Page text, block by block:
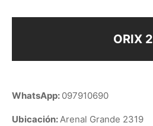
ORIX 2
WhatsApp: 097910690
Ubicación:Arenal Grande 2319